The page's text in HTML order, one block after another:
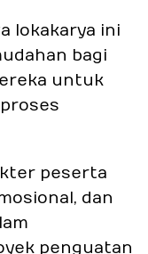
lokakarya ini
bagi
untuk
peserta
dan
penguatan